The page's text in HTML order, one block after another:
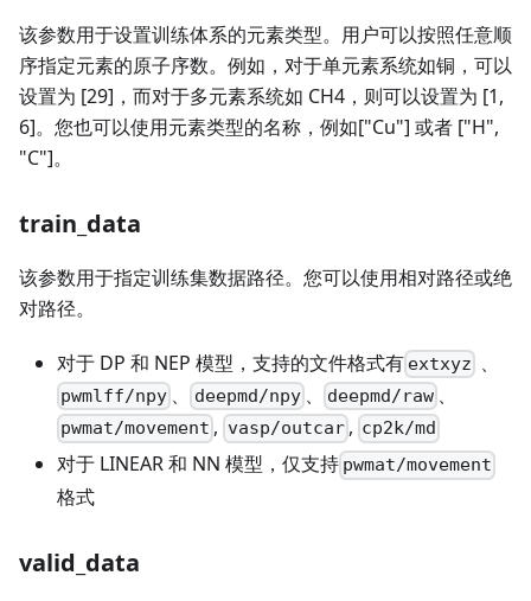
该参数用于设置训练体系的元素类型。用户可以按照任意顺
序指定元素的原子序数。例如，对于单元素系统如铜，可以
设置为 [29]，而对于多元素系统如 CH4，则可以设置为 [1,
6]。您也可以使用元素类型的名称，例如["Cu"] 或者 ["H",
"C"]。
train_data
该参数用于指定训练集数据路径。您可以使用相对路径或绝
对路径。
对于 DP 和 NEP 模型，支持的文件格式有 extxyz 、
pwmlff/npy 、 deepmd/npy、 deepmd/raw 、
pwmat/movement , vasp/outcar, cp2k/md
对于 LINEAR 和 NN 模型，仅支持 pwmat/movement
格式
valid_data